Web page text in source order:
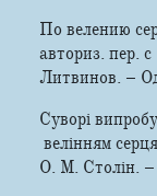
По велению
авториз. пер.
Литвинов. –
Суворі
велінням
О. М. Столін. –